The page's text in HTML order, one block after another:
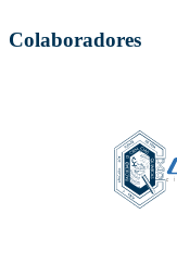
Colaboradores